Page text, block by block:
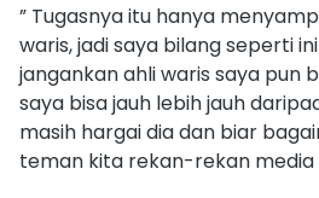
” Tugasnya itu hanya
waris, jadi saya bilang seperti
jangankan ahli waris saya pun
saya bisa jauh lebih jauh
masih hargai dia dan biar
teman kita rekan-rekan media